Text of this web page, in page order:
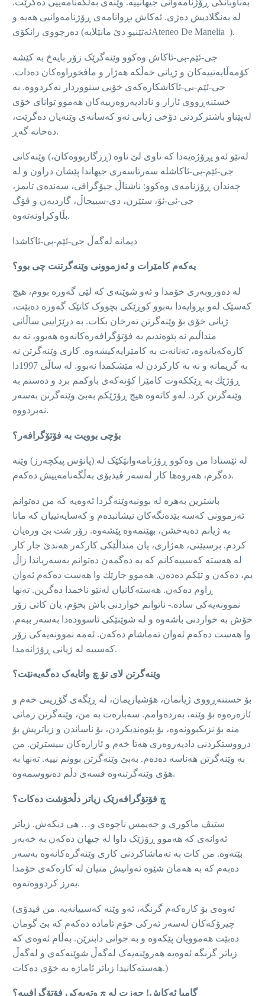
بەناوبانگی ڕۆژنامەوانی جیهانییە. وێنەی بەڵگەنامەييی دەگرێت.
لە بەنگلاديش دەژى. ئەکاش بڕوانامه‌ى ڕۆژنامەوانیی هه‌يه‌ و
دەرچووی زانکۆى (ئەتێنیو دێ مانێلایەAteneo De Manelia ).
جی-ئێم-بی-ئاکاش وەکوو وێنەگرێک زۆر بایەخ به‌ کێشە
کۆمەڵایەتیيەکان و ژیانی خەڵکە هەژار و مافخوراوەکان دەدات.
جی-ئێم-بی-ئاکاشکارەکەی خۆيی سنووردار نەکردووە. به‌
‌خستنەڕووی ئازار و نادادپەروەرييه‌كان هەموو تواناى خۆى
لەپێناو باشترکردنی دۆخی ژیانی ئەو کەسانەی وێنەیان دەگرێت،
ده‌خاته‌ گه‌ڕ.
لەنێو ئەو پڕۆژەیەدا کە ناوى لێ ناوە (ڕزگاربووەکان،) وێنەکانی
جی-ئێم-بی-ئاکاشلە سەرتاسەری جیهاندا پێشان دراون و لە
چەندان ڕۆژنامەى وەکوو: ناشناڵ جيۆگرافی، سەندەی تايمز،
جی-ئی-ئۆ، ستێرن، دی-سبیجاڵ، گاردیەن و ڤۆگ
بڵاوکراونەتەوە.
ديمانه‌ لەگەڵ جی-ئێم-بی-ئاکاشدا
یەکەم کامێرات و ئەزموونی وێنەگرتنت چی بوو؟
لە دەوروبەری خۆمدا و ئەو شوێنەی کە لێی گەورە بووم، هیچ
کەسێک لەو بڕوایەدا نەبوو کوڕێکی بچووک کاتێک گەورە دەبێت،
ژیانی خۆی بۆ وێنەگرتن تەرخان بکات. بە درێژاييی ساڵانى
منداڵیم نه‌ پێوەندیم بە فۆتۆگرافەرەکانەوە هه‌بوو، نه‌ به‌
کارەکەيانه‌وه‌، تەنانەت بە کامێرایەکیشه‌وه‌. کاری وێنەگرتن نە
بە گریمانە و نە بە کارکردن لە مێشکمدا نەبوو. لە ساڵى 1997دا
ڕۆژێك بە ڕێکكەوت کامێرا کۆنەکەی باوکمم برد و دەستم بە
وێنەگرتن کرد. لەو کاتەوە هیچ ڕۆژێکم بەبێ وێنەگرتن بەسەر
نەبردووە.
بۆچی بوویت بە فۆتۆگرافەر؟
لە ئێستادا من وەکوو ڕۆژنامەوانێكێک له (پانۆس پیکچەرز) وێنە
دەگرم، هەروەها کار له‌سه‌ر ڤیدیۆی بەڵگەنامەييش‌ دەکەم.
باشترین بەهرە لە بوونبەوێنەگردا ئەوەیە کە من دەتوانم
ئەزموونی کەسە بێدەنگەکان نیشانبدەم و کەسایەتیيان کە مانا
بە ژیانم دەبەخشن، بهێنمەوە پێشەوە. زۆر شت بێ وره‌يان
کردم. برسيێتی، هەژاری، یان منداڵێکی کارکەر هەندێ جار كار
له‌ هەستە کەسییەکانم کە بە دەگمەن دەتوانم بەسەریاندا زاڵ
بم، ده‌كه‌ن و تێکم دەدەن. هەموو جارێك وا هەست دەکەم ئەوان
ڕاوم دەکەن. هەستەکانیان لەنێو ناخمدا دەگرین. تەنها
نموونەیەکی سادە.- ناتوانم خواردنی باش بخۆم، یان کاتی زۆر
خۆش بە خواردنی باشه‌وه‌ و لە شوێنێکی ئاسوودەدا به‌سه‌ر ببه‌م.
وا هەست دەکەم ئەوان تەماشام دەکەن. ئەمە نموونەیەکی زۆر
کەسییە لە ژیانی ڕۆژانەمدا.
وێنەگرتن لای تۆ چ واتایەک دەگەیەنێت؟
بۆ خستنەڕووی ژیانمان، هۆشیاریمان، لە ڕێگەی گۆڕینی خەم و
ئازەرەوە بۆ وێنە، بەردەوامم. سه‌باره‌ت به‌ من، وێنەگرتن زمانی
منە بۆ نزیکبوونەوە، بۆ پێوەندیکردن، بۆ ناساندن و زیاتریش بۆ
درووستکردنی دادپەروەری هه‌تا خەم و ئازارەکان ببیسترێن. من
بە وێنەگرتن هەناسە دەدەم. بەبێ وێنەگرتن بوونم نیيە. تەنها بە
هۆی وێنەگرتنەوە قسه‌ى دڵم دەنووسمه‌وه‌.
چ فۆتۆگرافەرێک زیاتر دڵخۆشت دەکات؟
ستیڤ ماکوری و جەیمس ناچوەی و… هی ديكه‌ش. زياتر
ئەوانەی کە هەموو ڕۆژێک داوا لە جیهان دەکەن بە خەبەر
بێتەوە. من کات بە تەماشاکردنی کاری وێنەگرەکانه‌وه‌ بەسەر
دەبەم کە بە هەمان شێوە ئەوانيش منیان لە کارەکەی خۆمدا
بەرز کردووه‌تەوە.
(ئەوەی بۆ کارەکەم گرنگە، ئه‌و وێنە کەسیيانەیە. من ڤیدۆی
چیرۆکەکان لەسەر ئەرکى خۆم ئاماده‌ دەکەم کە بێ گومان
دەبێت هەموویان پێکەوە و بە جوانی دابنرێن. بەڵام ئەوەی کە
زیاتر گرنگە ئەوەیە هەروێنەیەک لەگەڵ شوێنەکەی و لەگەڵ
هەستەکانيدا زیاتر ئاماژە بە خۆی دەکات.)
گامبا ئەکاش! حەزت لە چ وتەیەکی فۆتۆگرافیيە؟